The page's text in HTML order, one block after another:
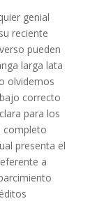
genial
reciente
pueden
larga lata
olvidemos
correcto
para los
completo
presenta el
a